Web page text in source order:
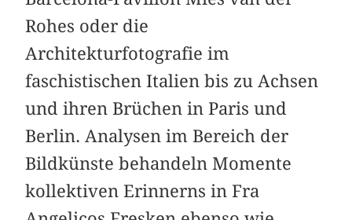
Rohes oder die
Architekturfotografie im
faschistischen Italien bis zu Achsen
und ihren Brüchen in Paris und
Berlin. Analysen im Bereich der
Bildkünste behandeln Momente
kollektiven Erinnerns in Fra